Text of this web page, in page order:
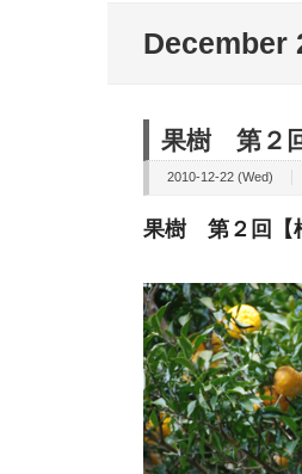
December
果樹 第２
2010-12-22 (Wed)
果樹 第２回【